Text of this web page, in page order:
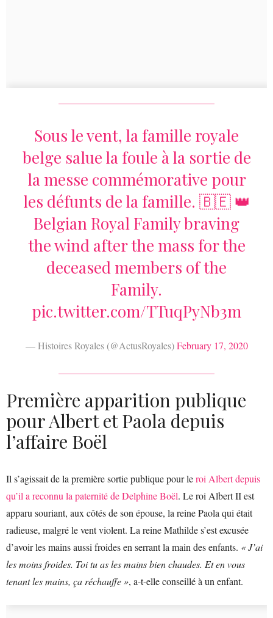
Sous le vent, la famille royale
belge salue la foule à la sortie de
la messe commémorative pour
les défunts de la famille. 🇧🇪 👑
Belgian Royal Family braving
the wind after the mass for the
deceased members of the
Family.
pic.twitter.com/TTuqPyNb3m
— Histoires Royales (@ActusRoyales)February 17, 2020
Première apparition publique
pour Albert et Paola depuis
l’affaire Boël
Il s’agissait de la première sortie publique pour leroi Albert depuis
qu’il a reconnu la paternité de Delphine Boël. Le roi Albert II est
apparu souriant, aux côtés de son épouse, la reine Paola qui était
radieuse, malgré le vent violent. La reine Mathilde s’est excusée
d’avoir les mains aussi froides en serrant la main des enfants. « J’ai
les moins froides. Toi tu as les mains bien chaudes. Et en vous
tenant les mains, ça réchauffe », a-t-elle conseillé à un enfant.